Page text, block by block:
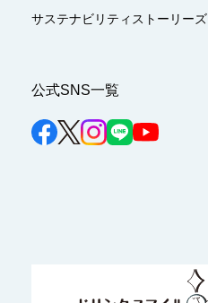
サステナビリティストーリーズ
公式SNS一覧